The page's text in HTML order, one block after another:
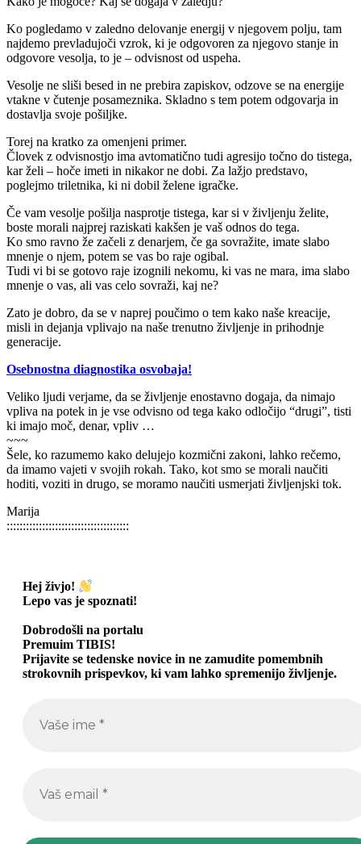
Ko pogledamo v zaledno delovanje energij v njegovem polju, tam
najdemo prevladujoči vzrok, ki je odgovoren za njegovo stanje in
odgovore vesolja, to je – odvisnost od uspeha.
Vesolje ne sliši besed in ne prebira zapiskov, odzove se na energije
vtakne v čutenje posameznika. Skladno s tem potem odgovarja in
dostavlja svoje pošiljke.
Torej na kratko za omenjeni primer.
Človek z odvisnostjo ima avtomatično tudi agresijo točno do tistega,
kar želi – hoče imeti in nikakor ne dobi. Za lažjo predstavo,
poglejmo triletnika, ki ni dobil želene igračke.
Če vam vesolje pošilja nasprotje tistega, kar si v življenju želite,
boste morali najprej raziskati kakšen je vaš odnos do tega.
Ko smo ravno že začeli z denarjem, če ga sovražite, imate slabo
mnenje o njem, potem se vas bo raje ogibal.
Tudi vi bi se gotovo raje izognili nekomu, ki vas ne mara, ima slabo
mnenje o vas, ali vas celo sovraži, kaj ne?
Zato je dobro, da se v naprej poučimo o tem kako naše kreacije,
misli in dejanja vplivajo na naše trenutno življenje in prihodnje
generacije.
Osebnostna diagnostika osvobaja!
Veliko ljudi verjame, da se življenje enostavno dogaja, da nimajo
vpliva na potek in je vse odvisno od tega kako odločijo “drugi”, tisti
ki imajo moč, denar, vpliv …
~~~
Šele, ko razumemo kako delujejo kozmični zakoni, lahko rečemo,
da imamo vajeti v svojih rokah. Tako, kot smo se morali naučiti
hoditi, voziti in drugo, se moramo naučiti usmerjati življenjski tok.
Marija
::::::::::::::::::::::::::::::::::::::
Hej živjo!
Lepo vas je spoznati!
Dobrodošli na portalu
Premuim TIBIS!
Prijavite se tedenske novice in ne zamudite pomembnih
strokovnih prispevkov, ki vam lahko spremenijo življenje.